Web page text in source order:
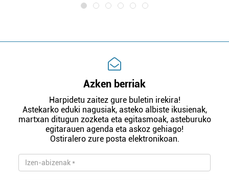
Azken berriak
Harpidetu zaitez gure buletin irekira!
Astekarko eduki nagusiak, asteko albiste ikusienak,
martxan ditugun zozketa eta egitasmoak, asteburuko
egitarauen agenda eta askoz gehiago!
Ostiralero zure posta elektronikoan.